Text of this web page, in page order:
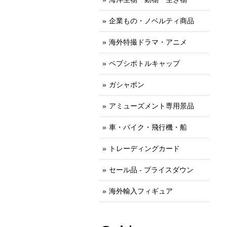
企業もの・ノベルティ商品
海外特撮ドラマ・アニメ
ペプシボトルキャップ
ガシャポン
アミューズメント専用景品
車・バイク・飛行機・船
トレーディングカード
セール品 - プライスダウン
海外輸入フィギュア